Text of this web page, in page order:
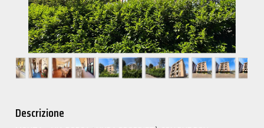
Descrizione